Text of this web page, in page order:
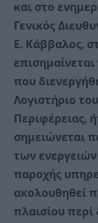
και στο
Γενικός
Ε. Κάββαλος,
που
Λογιστήριο
Περιφέρειας,
σημειώνεται
των ενεργειών
παροχής
ακολουθηθεί
πλαισίου